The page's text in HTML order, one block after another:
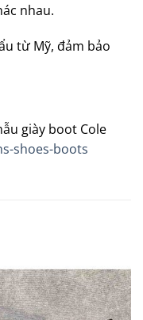
nhau.
từ Mỹ, đảm bảo
giày boot Cole
shoes-boots